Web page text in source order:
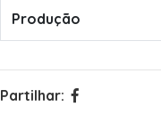
Produção
Partilhar: